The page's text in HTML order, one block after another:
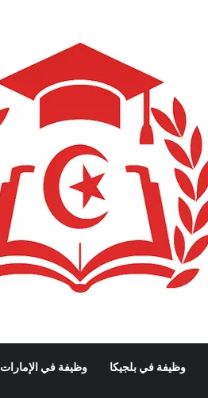
وظيفة في الإمارات وظيفة في بلجيكا